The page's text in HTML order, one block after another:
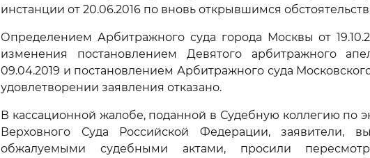
инстанции от 20.06.2016 по вновь открывшимся
Определением Арбитражного суда города Москвы от
изменения постановлением Девятого арбитражного
09.04.2019 и постановлением Арбитражного суда Московского
удовлетворении заявления отказано.
В кассационной жалобе, поданной в Судебную коллегию по
Верховного Суда Российской Федерации, заявители,
обжалуемыми судебными актами, просили